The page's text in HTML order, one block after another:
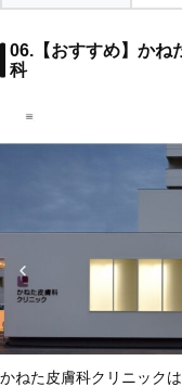
06.【おすすめ】かね
科
かねた皮膚科クリニックは